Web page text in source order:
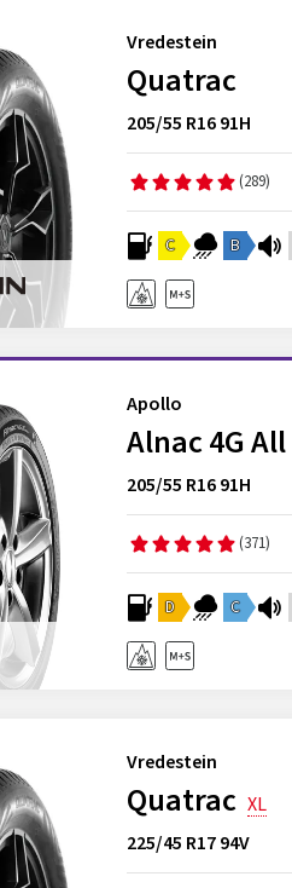
Vredestein
Quatrac
205/55 R16 91H
(289)
C B
Apollo
Alnac 4G
205/55 R16 91H
(371)
D C
Vredestein
Quatrac XL
225/45 R17 94V